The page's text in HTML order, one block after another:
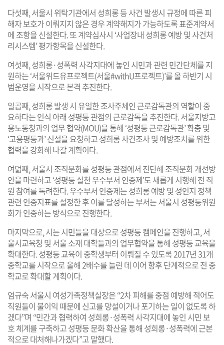
다섯째, 서울시 위탁기관에서 성희롱 등 사건 발생시 규정에 따른 피
해자 보호가 이뤄지지 않은 경우 계약해지가 가능하도록 표준계약서
에 조항을 신설한다. 또 계약심사시 ‘사업장내 성희롱 예방 및 사건처
리시스템’ 평가항목을 신설한다.
여섯째, 성희롱·성폭력 사각지대에 놓인 시민과 관련 민간단체를 지
원하는 ‘서울위드유프로젝트(서울#withU프로젝트)’를 올 하반기 시
범운영을 시작으로 본격 추진한다.
일곱째, 성희롱 발생 시 유일한 조사주체인 근로감독관의 역할이 중
요하다는 인식 아래 성평등 관점의 근로감독을 추진한다. 서울지방고
용노동청과의 업무 협약(MOU)을 통해 ‘성평등 근로감독관’ 확충 및
‘고용평등과’ 신설을 요청하고 성희롱 사건조사 및 예방조치를 위한
협력을 강화해 나갈 계획이다.
여덟째, 서울시 조직문화를 성평등 관점에서 진단해 조직문화 개선방
안을 마련하고 ‘성평등 실천 우수부서 인증제’도 새롭게 시행해 전 직
원 참여를 독려한다. 우수부서 인증제는 성희롱 예방 및 성인지 정책
관련 인증지표를 설정한 후 이를 달성하는 부서는 서울시 성평등위원
회가 인증하는 방식으로 진행한다.
마지막으로, 시는 시민들을 대상으로 성평등 캠페인을 진행하고, 서
울시교육청 및 서울 소재 대학들과의 업무협약을 통해 성평등 교육을
확대한다. 성평등 교육이 중학생부터 이뤄질 수 있도록 2017년 31개
중학교를 시작으로 올해 2배수를 늘린 데 이어 향후 단계적으로 전 중
학교로 확대할 계획이다.
엄규숙 서울시 여성가족정책실장은 “2차 피해를 중점 예방해 적어도
직원들이 불이익 때문에 신고를 망설이거나 포기하는 일이 없도록 하
겠다”며 “민간과 협력하여 성희롱·성폭력 사각지대에 놓인 시민 보
호 체계를 구축하고 성평등 문화 확산을 통해 성희롱·성폭력에 근본
적으로 대처해나가겠다”고 말했다.